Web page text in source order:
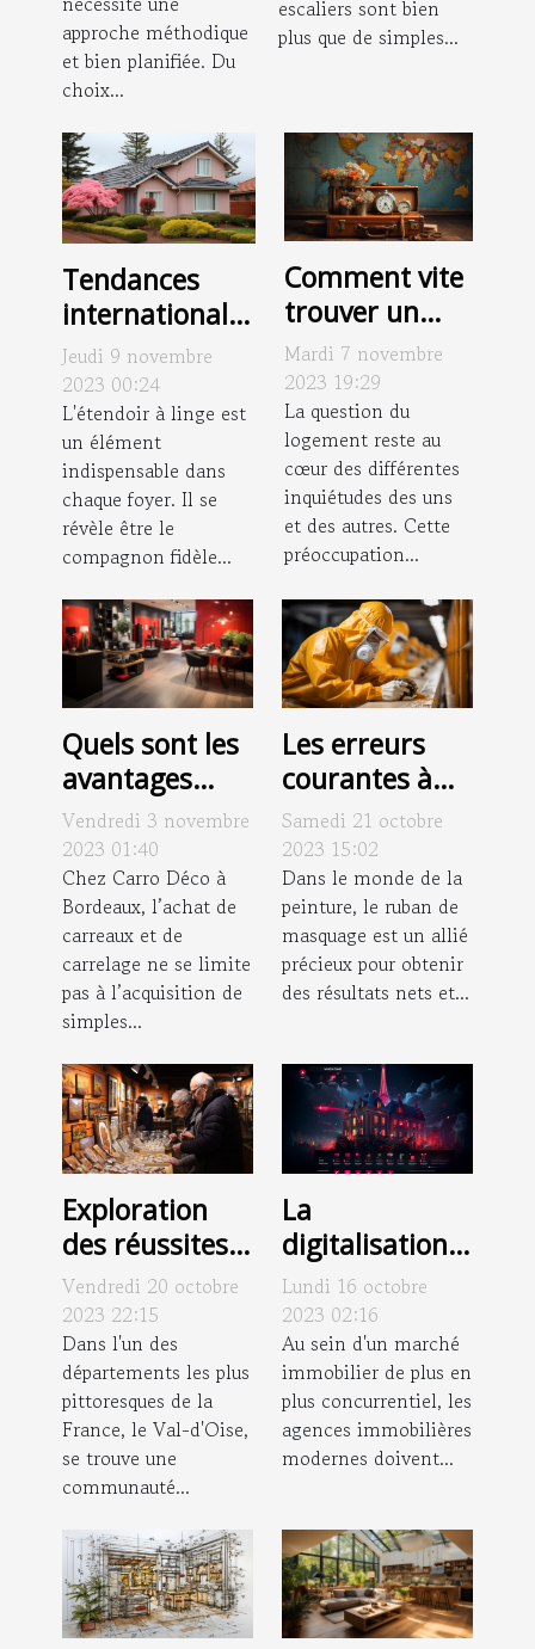
approche méthodique
et bien planifiée. Du
choix...
escaliers sont bien
plus que de simples...
Tendances
internationales
: les différents
styles
d'étendoirs à
linge
Jeudi 9 novembre
2023 00:24
L'étendoir à linge est
un élément
indispensable dans
chaque foyer. Il se
révèle être le
compagnon fidèle...
Comment vite
trouver un
logement ?
Mardi 7 novembre
2023 19:29
La question du
logement reste au
cœur des différentes
inquiétudes des uns
et des autres. Cette
préoccupation...
Quels sont les
avantages
d’acheter des
carreaux chez
Carro Déco à
Bordeaux ?
Vendredi 3 novembre
2023 01:40
Chez Carro Déco à
Bordeaux, l’achat de
carreaux et de
carrelage ne se limite
pas à l’acquisition de
simples...
Les erreurs
courantes à
éviter lors du
retrait du
ruban de
masquage en
peinture
Samedi 21 octobre
2023 15:02
Dans le monde de la
peinture, le ruban de
masquage est un allié
précieux pour obtenir
des résultats nets et...
Exploration
des réussites
économiques
des artisans
peintres dans
le Val-d'Oise
Vendredi 20 octobre
2023 22:15
Dans l'un des
départements les plus
pittoresques de la
France, le Val-d'Oise,
se trouve une
communauté...
La
digitalisation
des agences
immobilières :
exemple de
l'Agence du
Moulin
Lundi 16 octobre
2023 02:16
Au sein d'un marché
immobilier de plus en
plus concurrentiel, les
agences immobilières
modernes doivent...